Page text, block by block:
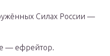
Силах России —
— ефрейтор.